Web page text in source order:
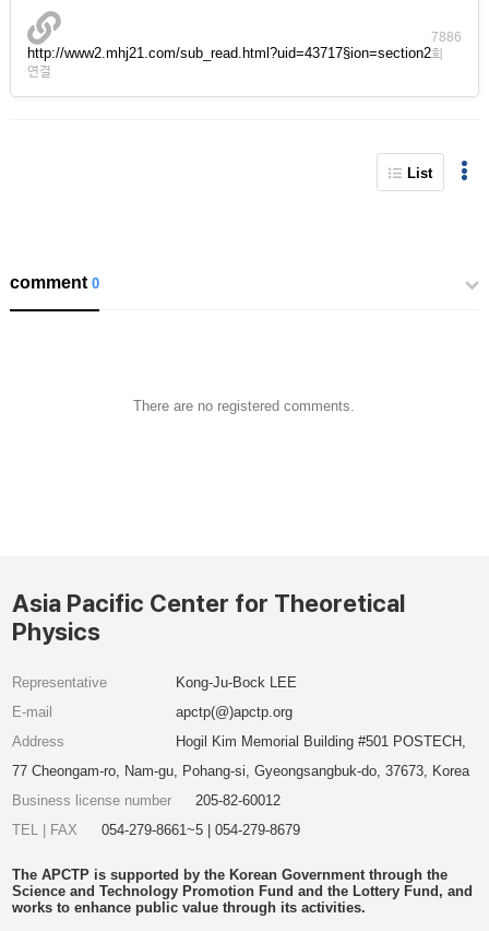
http://www2.mhj21.com/sub_read.html?uid=43717§ion=section2
7886
회
연결
List
comment0
There are no registered comments.
Asia Pacific Center for Theoretical
Physics
Representative
Kong-Ju-Bock LEE
E-mail
apctp(@)apctp.org
Address
Hogil Kim Memorial Building #501 POSTECH,
77 Cheongam-ro, Nam-gu, Pohang-si, Gyeongsangbuk-do, 37673, Korea
Business license number
205-82-60012
TEL | FAX
054-279-8661~5 | 054-279-8679
The APCTP is supported by the Korean Government through the
Science and Technology Promotion Fund and the Lottery Fund, and
works to enhance public value through its activities.